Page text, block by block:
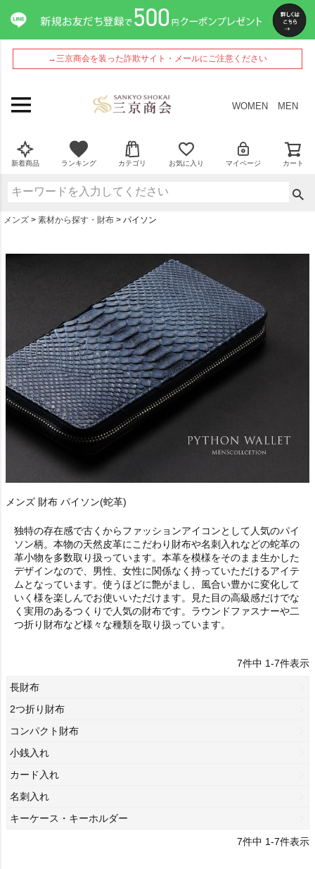
→三京商会を装った詐欺サイト・メールにご注意ください
WOMEN MEN
新着商品 ランキング カテゴリ お気に入り マイページ カート
メンズ 素材から探す・財布 パイソン
メンズ 財布 パイソン(蛇革)
独特の存在感で古くからファッションアイコンとして人気のパイ
ソン柄。本物の天然皮革にこだわり財布や名刺入れなどの蛇革の
革小物を多数取り扱っています。本革を模様をそのまま生かした
デザインなので、男性、女性に関係なく持っていただけるアイテ
ムとなっています。使うほどに艶がまし、風合い豊かに変化して
いく様を楽しんでお使いいただけます。見た目の高級感だけでな
く実用のあるつくりで人気の財布です。ラウンドファスナーや二
つ折り財布など様々な種類を取り扱っています。
7件中 1-7件表示
長財布
2つ折り財布
コンパクト財布
小銭入れ
カード入れ
名刺入れ
キーケース・キーホルダー
7件中 1-7件表示